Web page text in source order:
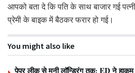
आपको बता दे कि पति के साथ बाजार गई
प्रेमी के बाइक में बैठकर फरार हो गई।
You might also like
पेपर लीक से मनी लॉन्ड्रिंग तक: ED ने